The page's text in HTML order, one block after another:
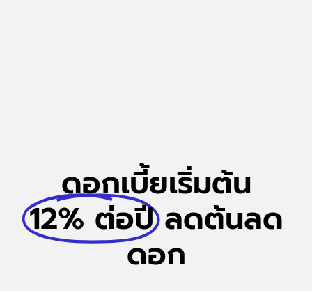
ดอกเบี้ยเริ่มต้น
12% ต่อปี ลดต้นลด
ดอก